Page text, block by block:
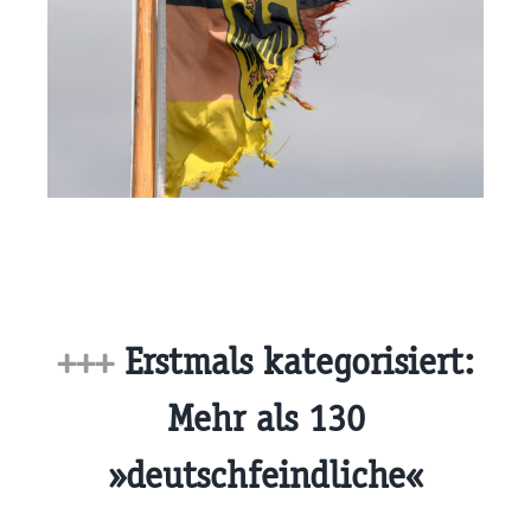
+++Erstmals kategorisiert:
Mehr als 130
»deutschfeindliche«